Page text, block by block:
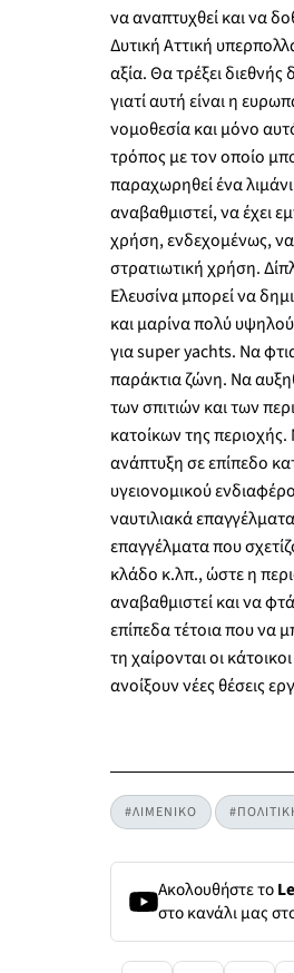
να αναπτυχθεί και να
Δυτική Αττική
αξία. Θα τρέξει διεθνής
γιατί αυτή είναι η
νομοθεσία και μόνο
τρόπος με τον οποίο
παραχωρηθεί ένα
αναβαθμιστεί, να έχει
χρήση, ενδεχομένως, να
στρατιωτική χρήση.
Ελευσίνα μπορεί να
και μαρίνα πολύ
για super yachts. Να
παράκτια ζώνη. Να
των σπιτιών και των
κατοίκων της περιοχής.
ανάπτυξη σε επίπεδο
υγειονομικού
ναυτιλιακά
επαγγέλματα που
κλάδο κ.λπ., ώστε η
αναβαθμιστεί και να
επίπεδα τέτοια που να
τη χαίρονται οι
ανοίξουν νέες θέσεις
#ΛΙΜΕΝΙΚΟ
Ακολουθήστε το
στο κανάλι μας